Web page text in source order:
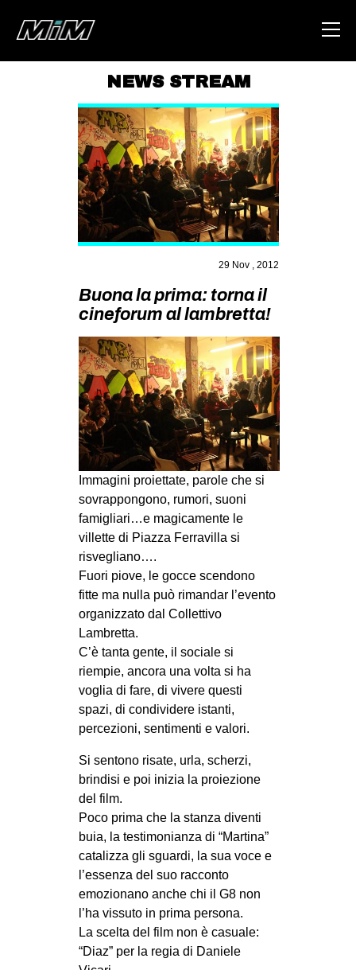
ABOUT
AREA
DEGENERAZIONE
GAZA FREESTYLE
STUDENTI TSUNAMI
MILANO
MOBILITAZIONI
SPAZI
SPORT POPOLARE
MOVIMENTI
AMBIENTE
ANTIFASCISMO
DIRITTO ALL’ABITARE
GENERI
MIGRAZIONI
REPRESSIONE
STUDENTI
CULTURE
ARTE
CINEMA
MANIFESTI
MUSICA
RECENSIONI
INTERNAZIONALE
AFRICA
AMERICHE
NEWS STREAM
29 Nov , 2012
Buona la prima: torna il
cineforum al lambretta!
Immagini proiettate, parole che si
sovrappongono, rumori, suoni
famigliari…e magicamente le
villette di Piazza Ferravilla si
risvegliano….
Fuori piove, le gocce scendono
fitte ma nulla può rimandar l’evento
organizzato dal Collettivo
Lambretta.
C’è tanta gente, il sociale si
riempie, ancora una volta si ha
voglia di fare, di vivere questi
spazi, di condividere istanti,
percezioni, sentimenti e valori.
Si sentono risate, urla, scherzi,
brindisi e poi inizia la proiezione
del film.
Poco prima che la stanza diventi
buia, la testimonianza di “Martina”
catalizza gli sguardi, la sua voce e
l’essenza del suo racconto
emozionano anche chi il G8 non
l’ha vissuto in prima persona.
La scelta del film non è casuale:
“Diaz” per la regia di Daniele